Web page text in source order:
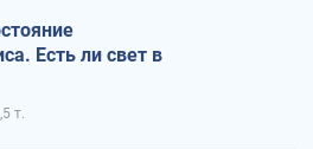
Есть ли свет в
т.